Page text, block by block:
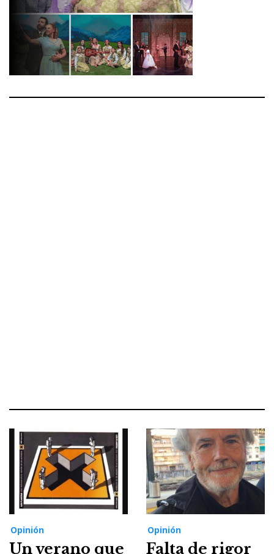
Opinión
Un verano que
Opinión
Falta de rigor